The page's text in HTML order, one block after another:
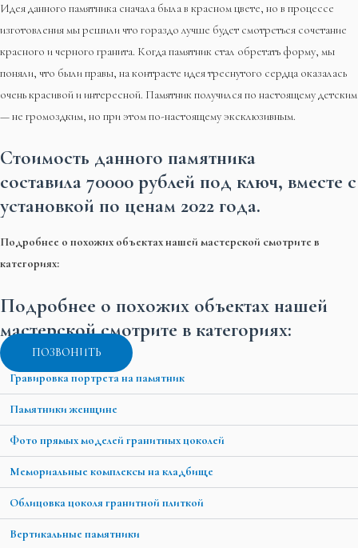
Идея данного памятника сначала была в красном цвете, но в процессе
изготовления мы решили что гораздо лучше будет смотреться сочетание
красного и черного гранита. Когда памятник стал обретать форму, мы
поняли, что были правы, на контрасте идея треснутого сердца оказалась
очень красивой и интересной. Памятник получился по настоящему детским
— не громоздким, но при этом по-настоящему эксклюзивным.
Стоимость данного памятника
составила 70000 рублей под ключ, вместе с
установкой по ценам 2022 года.
Подробнее о похожих объектах нашей мастерской смотрите в
категориях:
Подробнее о похожих объектах нашей
мастерской смотрите в категориях:
ПОЗВОНИТЬ
Гравировка портрета на памятник
Памятники женщине
Фото прямых моделей гранитных цоколей
Мемориальные комплексы на кладбище
Облицовка цоколя гранитной плиткой
Вертикальные памятники